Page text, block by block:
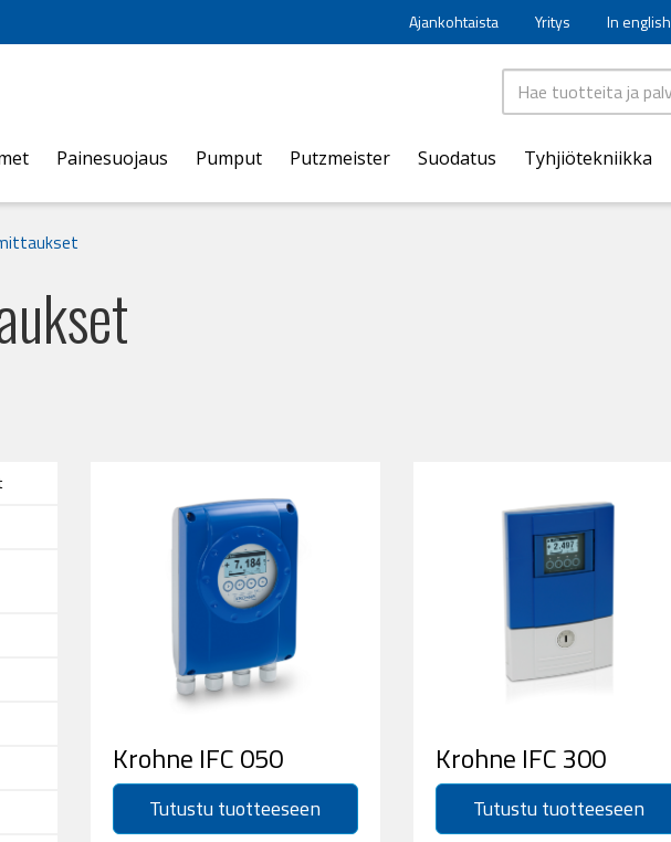
Ajankohtaista Yritys In english
Painesuojaus Pumput Putzmeister Suodatus Tyhjiötekniikka
Krohne IFC 050
Tutustu tuotteeseen
Krohne IFC 300
Tutustu tuotteeseen